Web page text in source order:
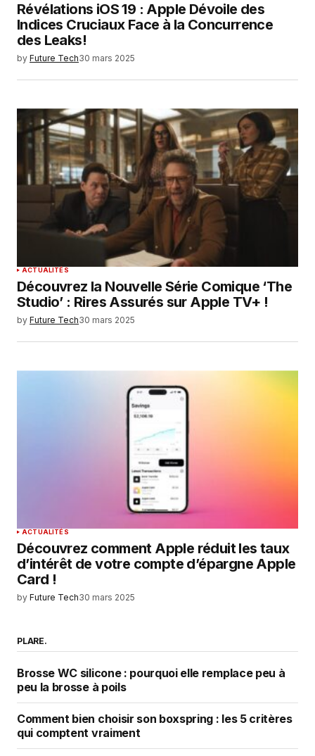
Révélations iOS 19 : Apple Dévoile des
Indices Cruciaux Face à la Concurrence
des Leaks!
by Future Tech30 mars 2025
ACTUALITÉS
Découvrez la Nouvelle Série Comique ‘The
Studio’ : Rires Assurés sur Apple TV+ !
by Future Tech30 mars 2025
ACTUALITÉS
Découvrez comment Apple réduit les taux
d’intérêt de votre compte d’épargne Apple
Card !
by Future Tech30 mars 2025
PLARE.
Brosse WC silicone : pourquoi elle remplace peu à
peu la brosse à poils
Comment bien choisir son boxspring : les 5 critères
qui comptent vraiment